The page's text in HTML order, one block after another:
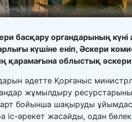
басқару органдарының
күшіне еніп, Әскери
қарамағына облыстық әскери
әдетте Қорғаныс
жұмылдыру ресурстарының
бойынша шақыруды
іс-әрекет жасайды, одан